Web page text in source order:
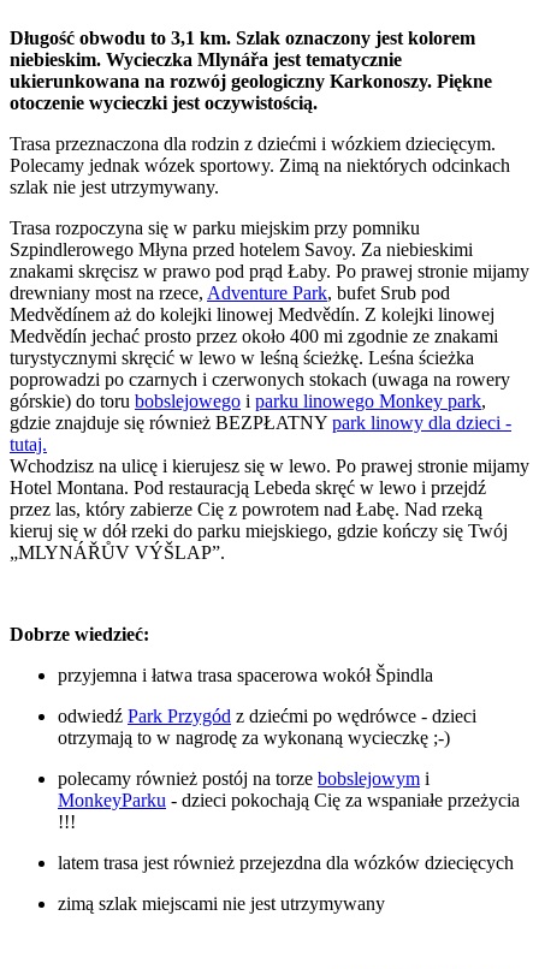
Długość obwodu to 3,1 km. Szlak oznaczony jest kolorem
niebieskim. Wycieczka Mlynářa jest tematycznie
ukierunkowana na rozwój geologiczny Karkonoszy. Piękne
otoczenie wycieczki jest oczywistością.
Trasa przeznaczona dla rodzin z dziećmi i wózkiem dziecięcym.
Polecamy jednak wózek sportowy. Zimą na niektórych odcinkach
szlak nie jest utrzymywany.
Trasa rozpoczyna się w parku miejskim przy pomniku
Szpindlerowego Młyna przed hotelem Savoy. Za niebieskimi
znakami skręcisz w prawo pod prąd Łaby. Po prawej stronie mijamy
drewniany most na rzece, Adventure Park, bufet Srub pod
Medvědínem aż do kolejki linowej Medvědín. Z kolejki linowej
Medvědín jechać prosto przez około 400 mi zgodnie ze znakami
turystycznymi skręcić w lewo w leśną ścieżkę. Leśna ścieżka
poprowadzi po czarnych i czerwonych stokach (uwaga na rowery
górskie) do toru bobslejowego i parku linowego Monkey park,
gdzie znajduje się również BEZPŁATNY park linowy dla dzieci -
tutaj.
Wchodzisz na ulicę i kierujesz się w lewo. Po prawej stronie mijamy
Hotel Montana. Pod restauracją Lebeda skręć w lewo i przejdź
przez las, który zabierze Cię z powrotem nad Łabę. Nad rzeką
kieruj się w dół rzeki do parku miejskiego, gdzie kończy się Twój
„MLYNÁŘŮV VÝŠLAP”.
Dobrze wiedzieć:
przyjemna i łatwa trasa spacerowa wokół Špindla
odwiedź Park Przygód z dziećmi po wędrówce - dzieci
otrzymają to w nagrodę za wykonaną wycieczkę ;-)
polecamy również postój na torze bobslejowym i
MonkeyParku - dzieci pokochają Cię za wspaniałe przeżycia
!!!
latem trasa jest również przejezdna dla wózków dziecięcych
zimą szlak miejscami nie jest utrzymywany